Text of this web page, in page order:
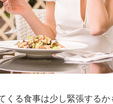
くる食事は少し緊張するか